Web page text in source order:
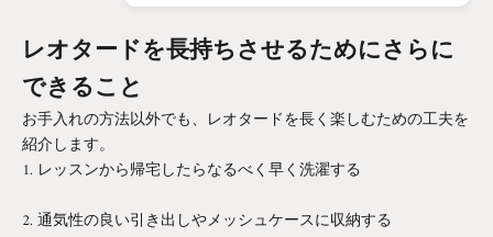
レオタードを長持ちさせるためにさらに
できること
お手入れの方法以外でも、レオタードを長く楽しむための工夫を
紹介します。
レッスンから帰宅したらなるべく早く洗濯する
通気性の良い引き出しやメッシュケースに収納する